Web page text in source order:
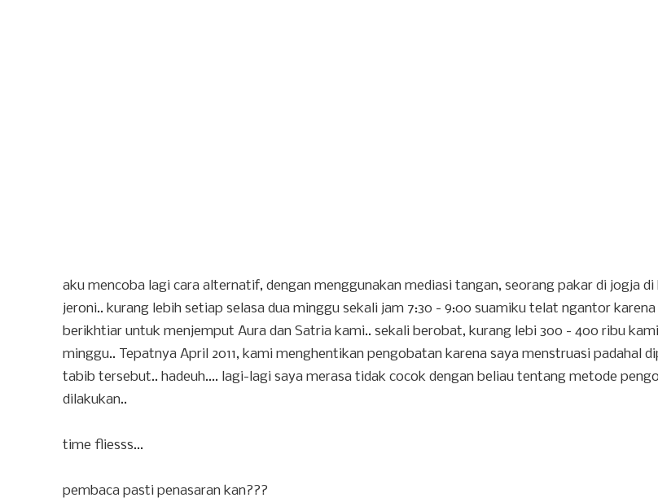
aku mencoba lagi cara alternatif, dengan menggunakan mediasi tangan, seorang pakar di jogja di
jeroni.. kurang lebih setiap selasa dua minggu sekali jam 7:30 - 9:00 suamiku telat ngantor
berikhtiar untuk menjemput Aura dan Satria kami.. sekali berobat, kurang lebi 300 - 400 ribu
minggu.. Tepatnya April 2011, kami menghentikan pengobatan karena saya menstruasi padahal
tabib tersebut.. hadeuh.... lagi-lagi saya merasa tidak cocok dengan beliau tentang metode
dilakukan..
time fliesss...
pembaca pasti penasaran kan???